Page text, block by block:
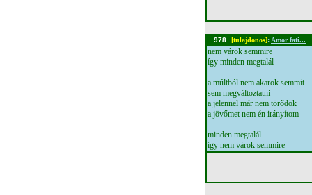
978. [tulajdonos]: Amor fati...
nem várok semmire
így minden megtalál
a múltból nem akarok semmit
sem megváltoztatni
a jelennel már nem törődök
a jövőmet nem én irányítom
minden megtalál
így nem várok semmire